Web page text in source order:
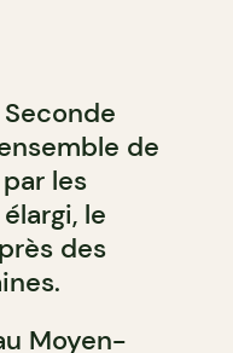
de
les
le
des
Moyen-